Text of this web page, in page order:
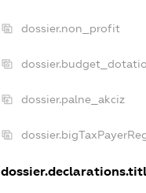
dossier.non_profit
dossier.palne_akciz